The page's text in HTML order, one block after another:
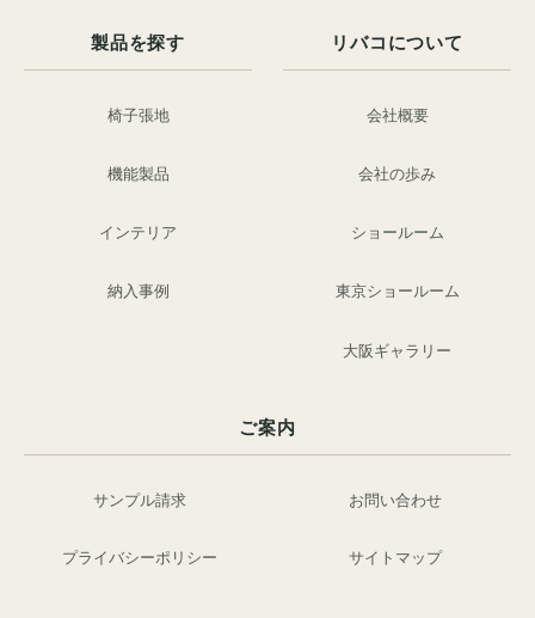
製品を探す
椅子張地
機能製品
インテリア
納入事例
リバコについて
会社概要
会社の歩み
ショールーム
東京ショールーム
大阪ギャラリー
ご案内
サンプル請求 お問い合わせ
プライバシーポリシー サイトマップ